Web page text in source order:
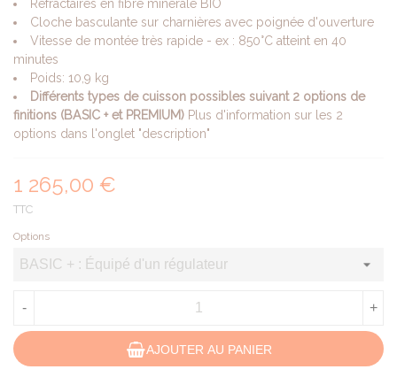
Réfractaires en fibre minérale BIO
Cloche basculante sur charnières avec poignée d'ouverture
Vitesse de montée très rapide - ex : 850°C atteint en 40
minutes
Poids: 10,9 kg
Différents types de cuisson possibles suivant 2 options de
finitions (BASIC + et PREMIUM) Plus d'information sur les 2
options dans l'onglet "description"
1 265,00 €
TTC
Options
- +
AJOUTER AU PANIER